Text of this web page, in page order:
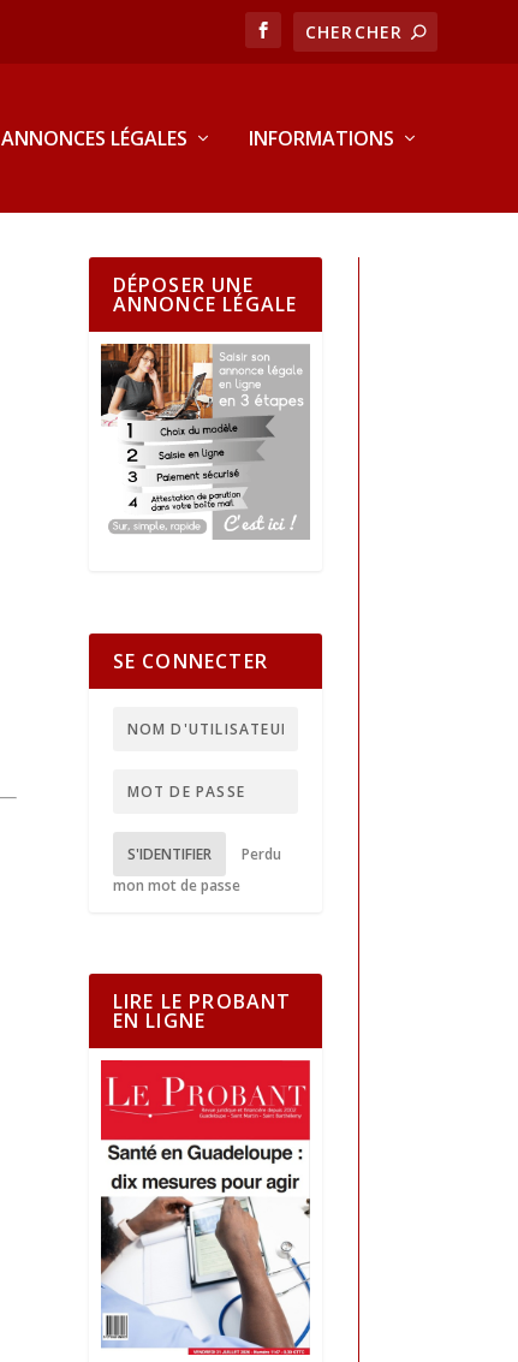
ANNONCES LÉGALES INFORMATIONS
DÉPOSER UNE
ANNONCE LÉGALE
SE CONNECTER
S'IDENTIFIER
Perdu
mon mot de passe
LIRE LE PROBANT
EN LIGNE